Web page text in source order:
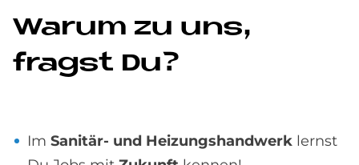
Wa­rum zu uns,
fragst Du?
Im Sanitär- und Heizungshandwerk lernst